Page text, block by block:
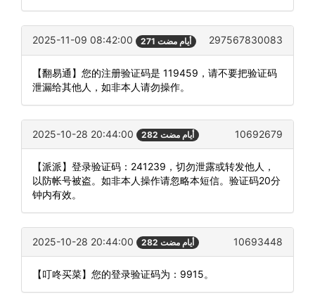
2025-11-09 08:42:00 271 أيام مضت 297567830083
【翻易通】您的注册验证码是 119459，请不要把验证码
泄漏给其他人，如非本人请勿操作。
2025-10-28 20:44:00 282 أيام مضت 10692679
【派派】登录验证码：241239，切勿泄露或转发他人，
以防帐号被盗。如非本人操作请忽略本短信。验证码20分
钟内有效。
2025-10-28 20:44:00 282 أيام مضت 10693448
【叮咚买菜】您的登录验证码为：9915。